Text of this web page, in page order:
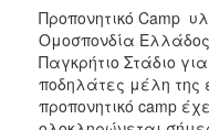
2020
2019
2018
2017
Προπονητικό Camp
Ομοσπονδία
Παγκρήτιο Στάδιο
ποδηλάτες μέλη της
προπονητικό camp